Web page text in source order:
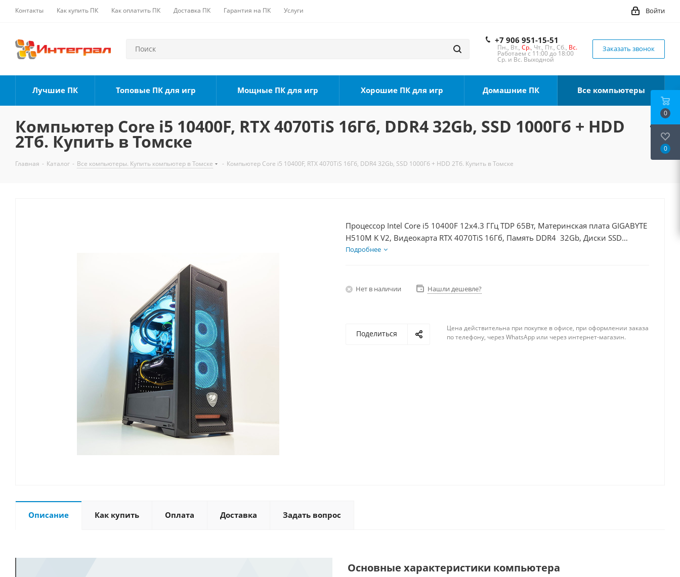
Контакты Как купить ПК Как оплатить ПК Доставка ПК Гарантия на ПК Услуги Войти
+7 906 951-15-51
Пн., Вт., Ср., Чт., Пт., Сб., Вс.
Работаем с 11:00 до 18:00
Ср. и Вс. Выходной
Заказать звонок
Лучшие ПК Топовые ПК для игр Мощные ПК для игр Хорошие ПК для игр Домашние ПК Все компьютеры
Компьютер Core i5 10400F, RTX 4070TiS 16Гб, DDR4 32Gb, SSD 1000Гб + HDD
2Тб. Купить в Томске
Главная - Каталог - Все компьютеры. Купить компьютер в Томске - Компьютер Core i5 10400F, RTX 4070TiS 16Гб, DDR4 32Gb, SSD 1000Гб + HDD 2Тб. Купить в Томске
Процессор Intel Core i5 10400F 12x4.3 ГГц TDP 65Вт, Материнская плата GIGABYTE
H510M K V2, Видеокарта RTX 4070TiS 16Гб, Память DDR4 32Gb, Диски SSD
1000Гб + HDD 2Тб, БП 750Вт
Подробнее
Нет в наличии Нашли дешевле?
Поделиться
Цена действительна при покупке в офисе, при оформлении заказа
по телефону, через WhatsApp или через интернет-магазин.
Описание Как купить Оплата Доставка Задать вопрос
Основные характеристики компьютера
0
0